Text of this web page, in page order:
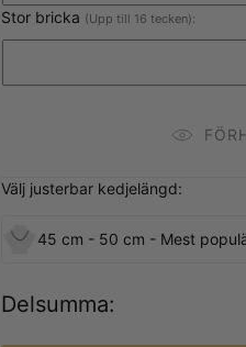
Stor bricka (Upp till 16 tecken):
Välj justerbar kedjelängd:
45 cm - 50 cm - Mest
Delsumma: